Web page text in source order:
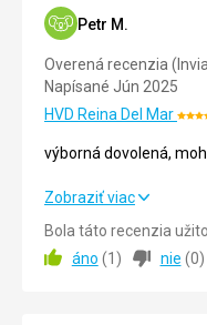
piesočnému
mestu.
Festival
hostí
účastníkou
celého
sveta
Indonézie,
Anglicka,
Belgicka,
Petr M.
Overená recenzia
Napísané Jún 2025
HVD Reina Del Mar
5/5
výborná dovolená,
výborná dovolená,
Strava
Zobraziť viac
Bola táto recenzia
áno (1 ) nie (0)